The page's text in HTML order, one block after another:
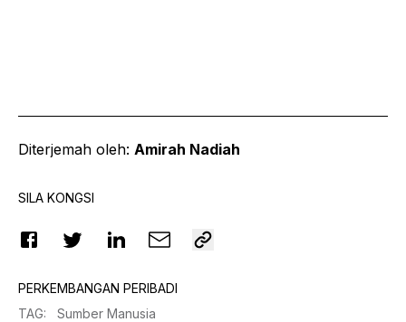
Diterjemah oleh: Amirah Nadiah
SILA KONGSI
PERKEMBANGAN PERIBADI
TAG: Sumber Manusia